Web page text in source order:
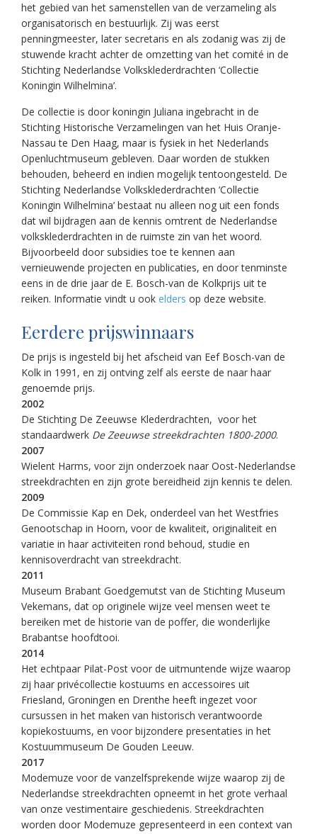
het gebied van het samenstellen van de verzameling als
organisatorisch en bestuurlijk. Zij was eerst
penningmeester, later secretaris en als zodanig was zij de
stuwende kracht achter de omzetting van het comité in de
Stichting Nederlandse Volksklederdrachten ‘Collectie
Koningin Wilhelmina’.
De collectie is door koningin Juliana ingebracht in de
Stichting Historische Verzamelingen van het Huis Oranje-
Nassau te Den Haag, maar is fysiek in het Nederlands
Openluchtmuseum gebleven. Daar worden de stukken
behouden, beheerd en indien mogelijk tentoongesteld. De
Stichting Nederlandse Volksklederdrachten ‘Collectie
Koningin Wilhelmina’ bestaat nu alleen nog uit een fonds
dat wil bijdragen aan de kennis omtrent de Nederlandse
volksklederdrachten in de ruimste zin van het woord.
Bijvoorbeeld door subsidies toe te kennen aan
vernieuwende projecten en publicaties, en door tenminste
eens in de drie jaar de E. Bosch-van de Kolkprijs uit te
reiken. Informatie vindt u ook elders op deze website.
Eerdere prijswinnaars
De prijs is ingesteld bij het afscheid van Eef Bosch-van de
Kolk in 1991, en zij ontving zelf als eerste de naar haar
genoemde prijs.
2002
De Stichting De Zeeuwse Klederdrachten, voor het
standaardwerk De Zeeuwse streekdrachten 1800-2000.
2007
Wielent Harms, voor zijn onderzoek naar Oost-Nederlandse
streekdrachten en zijn grote bereidheid zijn kennis te delen.
2009
De Commissie Kap en Dek, onderdeel van het Westfries
Genootschap in Hoorn, voor de kwaliteit, originaliteit en
variatie in haar activiteiten rond behoud, studie en
kennisoverdracht van streekdracht.
2011
Museum Brabant Goedgemutst van de Stichting Museum
Vekemans, dat op originele wijze veel mensen weet te
bereiken met de historie van de poffer, die wonderlijke
Brabantse hoofdtooi.
2014
Het echtpaar Pilat-Post voor de uitmuntende wijze waarop
zij haar privécollectie kostuums en accessoires uit
Friesland, Groningen en Drenthe heeft ingezet voor
cursussen in het maken van historisch verantwoorde
kopiekostuums, en voor bijzondere presentaties in het
Kostuummuseum De Gouden Leeuw.
2017
Modemuze voor de vanzelfsprekende wijze waarop zij de
Nederlandse streekdrachten opneemt in het grote verhaal
van onze vestimentaire geschiedenis. Streekdrachten
worden door Modemuze gepresenteerd in een context van